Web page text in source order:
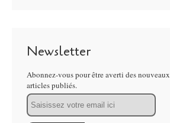
Newsletter
Abonnez-vous pour être averti des nouveaux
articles publiés.
Email